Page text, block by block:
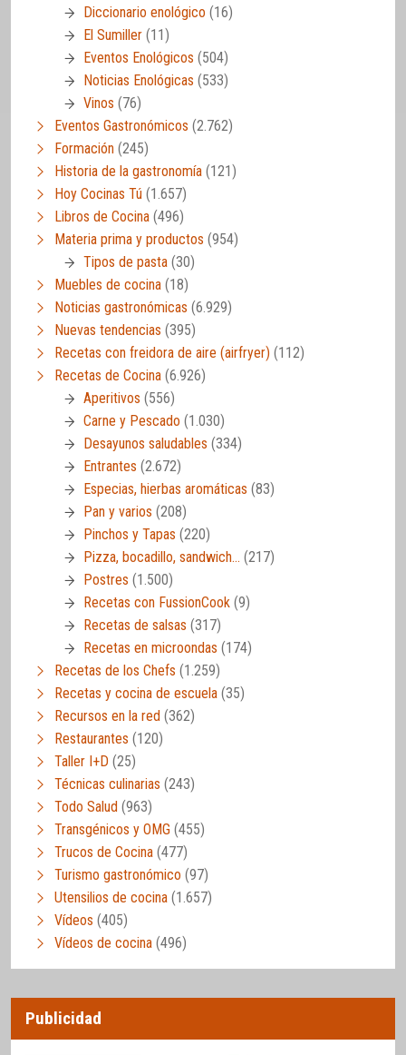
Diccionario enológico (16)
El Sumiller (11)
Eventos Enológicos (504)
Noticias Enológicas (533)
Vinos (76)
Eventos Gastronómicos (2.762)
Formación (245)
Historia de la gastronomía (121)
Hoy Cocinas Tú (1.657)
Libros de Cocina (496)
Materia prima y productos (954)
Tipos de pasta (30)
Muebles de cocina (18)
Noticias gastronómicas (6.929)
Nuevas tendencias (395)
Recetas con freidora de aire (airfryer) (112)
Recetas de Cocina (6.926)
Aperitivos (556)
Carne y Pescado (1.030)
Desayunos saludables (334)
Entrantes (2.672)
Especias, hierbas aromáticas (83)
Pan y varios (208)
Pinchos y Tapas (220)
Pizza, bocadillo, sandwich… (217)
Postres (1.500)
Recetas con FussionCook (9)
Recetas de salsas (317)
Recetas en microondas (174)
Recetas de los Chefs (1.259)
Recetas y cocina de escuela (35)
Recursos en la red (362)
Restaurantes (120)
Taller I+D (25)
Técnicas culinarias (243)
Todo Salud (963)
Transgénicos y OMG (455)
Trucos de Cocina (477)
Turismo gastronómico (97)
Utensilios de cocina (1.657)
Vídeos (405)
Vídeos de cocina (496)
Publicidad